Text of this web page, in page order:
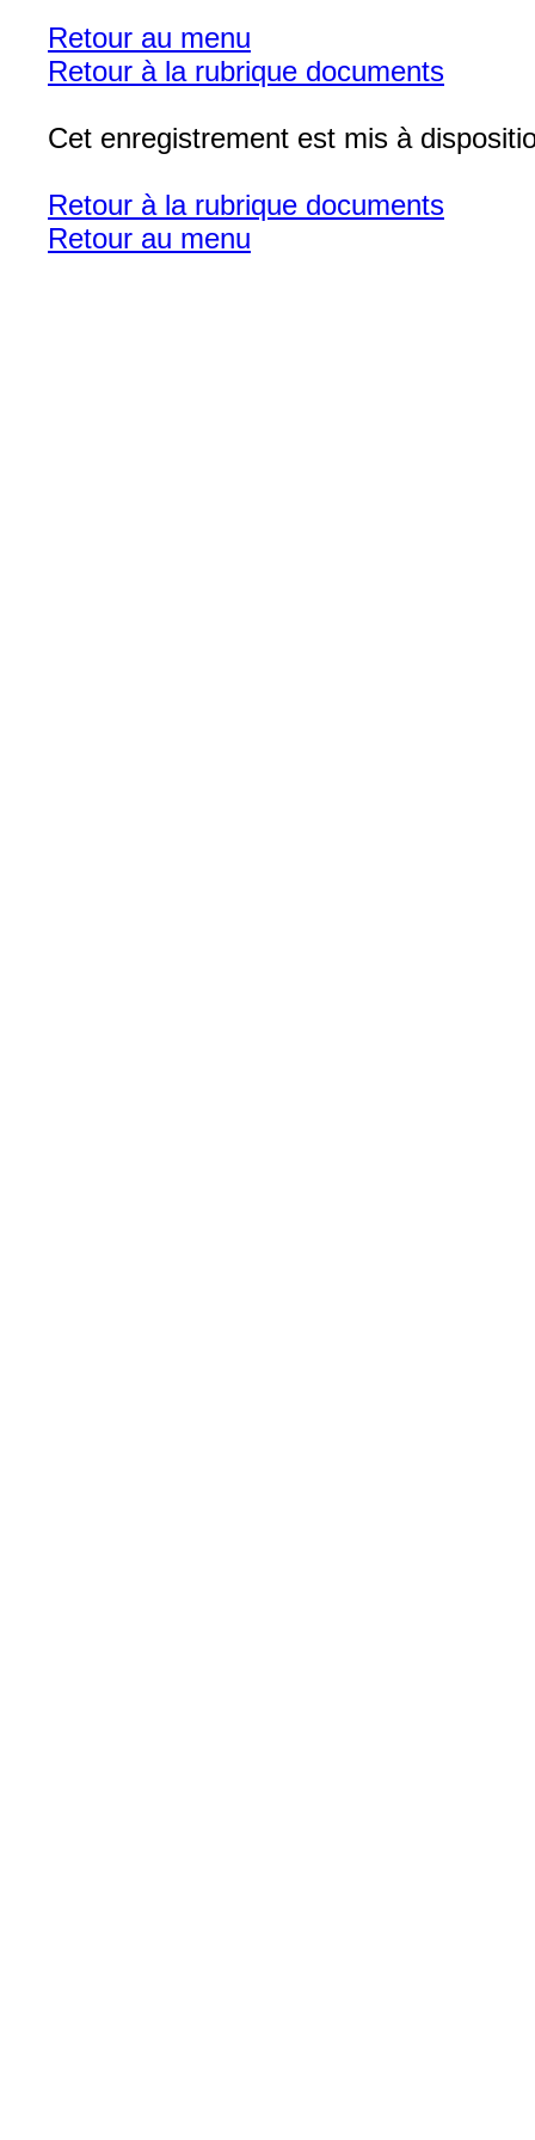
Retour au menu
Retour à la rubrique documents
Cet enregistrement est mis à
Retour à la rubrique documents
Retour au menu